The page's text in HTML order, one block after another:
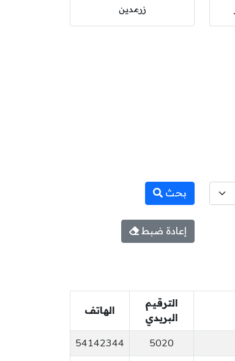
زرمدين
بحث
إعادة ضبط
الترقيم
البريدي
الهاتف
5020
54142344